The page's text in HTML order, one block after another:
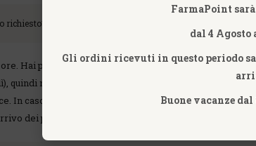
richiesto?
Hai pensato alla possibilità di farti recapitare il
quindi nel caso tu non sia sicuro della presenza in
In caso in cui in uno stesso ordine siano presenti
dei prodotti non immediatamente disponibili.
FarmaPoint
dal 4 Agosto
Gli ordini ricevuti in questo periodo
Buone vacanze